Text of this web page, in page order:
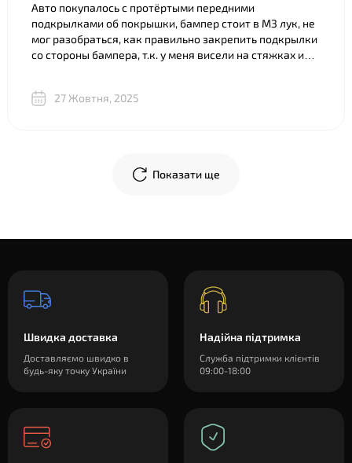
Авто покупалось с протёртыми передними
подкрылками об покрышки, бампер стоит в M3 лук, не
мог разобраться, как правильно закрепить подкрылки
со стороны бампера, т.к. у меня висели на стяжках и
объяснили, показали разницу между двумя почти
27 Жовтня, 2025
Показати ще
Швидка доставка
Доставляємо швидко в
будь-яку точку України
Надійна підтримка
Служба підтримки клієнтів
09:00-18:00